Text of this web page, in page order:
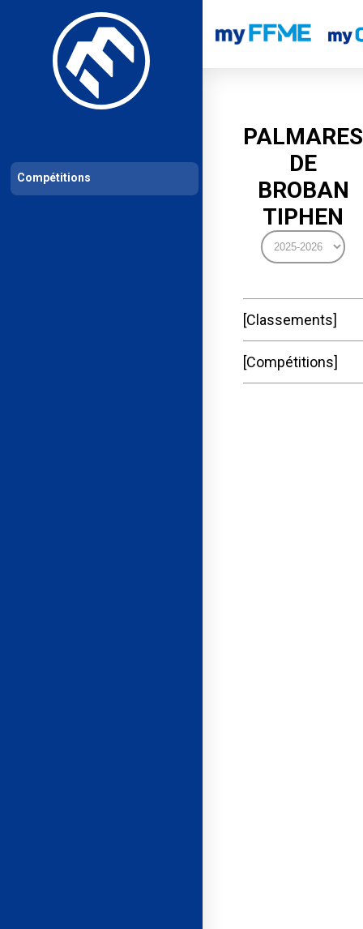
Les compétitions Calendrier de compétitions Classements
PALMARES
DE
BROBAN
TIPHEN
Classements
Compétitions
Compétitions